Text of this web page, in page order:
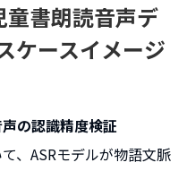
童書朗読音声デ
ケースイメージ
の認識精度検証
、ASRモデルが物語文脈